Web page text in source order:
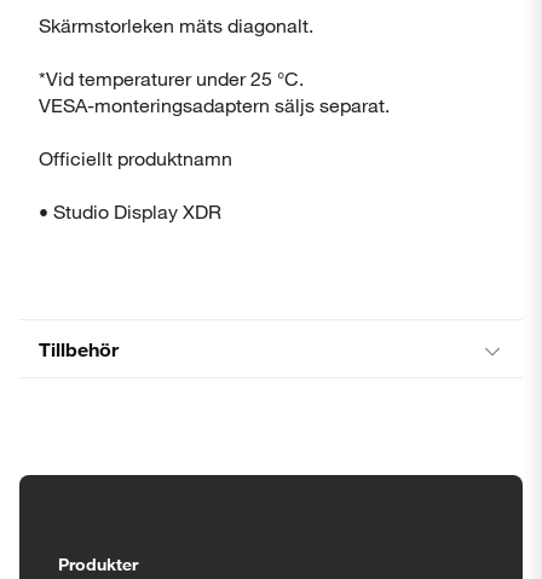
Skärmstorleken mäts diagonalt.
*Vid temperaturer under 25 °C.
VESA-monteringsadaptern säljs separat.
Officiellt produktnamn
• Studio Display XDR
Tillbehör
Produkter